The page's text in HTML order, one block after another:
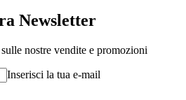
Newsletter
nostre vendite e promozioni
Inserisci la tua e-mail